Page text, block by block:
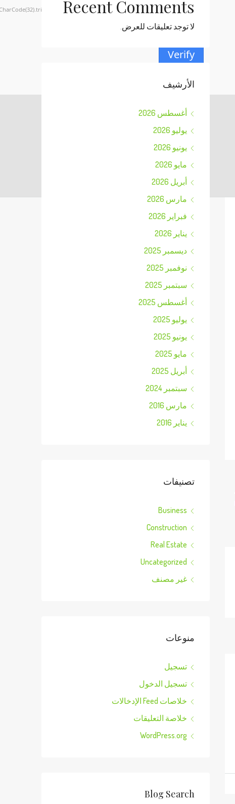
i=0;i
Verify
Recent Comments
لا توجد تعليقات للعرض.
الأرشيف
أغسطس 2026
يوليو 2026
يونيو 2026
مايو 2026
أبريل 2026
مارس 2026
فبراير 2026
يناير 2026
ديسمبر 2025
نوفمبر 2025
سبتمبر 2025
أغسطس 2025
يوليو 2025
يونيو 2025
مايو 2025
أبريل 2025
سبتمبر 2024
مارس 2016
يناير 2016
تصنيفات
Business
Construction
Real Estate
Uncategorized
غير مصنف
منوعات
تسجيل
تسجيل الدخول
خلاصات Feed الإدخالات
خلاصة التعليقات
WordPress.org
Blog Search